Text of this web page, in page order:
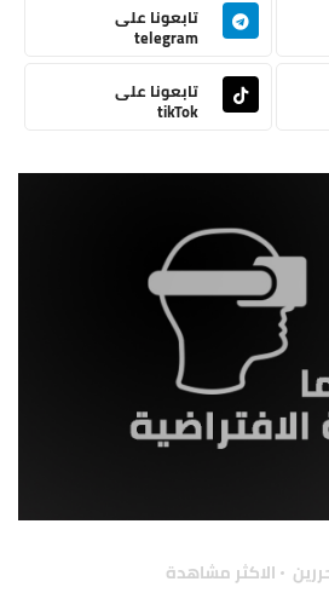
تابعونا على
telegram
تابعونا على
tikTok
الاكثر مشاهدة